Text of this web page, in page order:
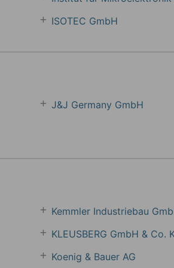
ISOTEC GmbH
J&J Germany GmbH
Kemmler Industriebau
KLEUSBERG GmbH & Co.
Koenig & Bauer AG